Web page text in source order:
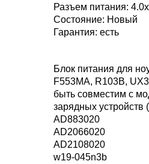
Разъем питания:
Состояние: Новый
Гарантия: есть
Блок питания для
F553MA, R103B,
быть совместим с
зарядных устройств
AD883020
AD2066020
AD2108020
w19-045n3b